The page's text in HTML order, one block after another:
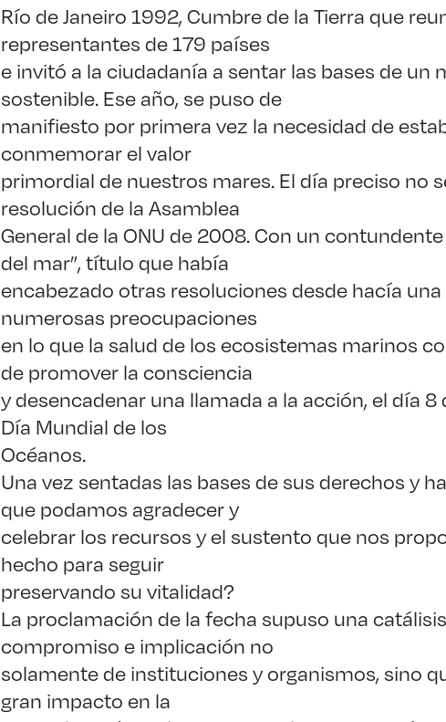
Río de Janeiro 1992, Cumbre de la Tierra que
representantes de 179 países
e invitó a la ciudadanía a sentar las bases de un
sostenible. Ese año, se puso de
manifiesto por primera vez la necesidad de
conmemorar el valor
primordial de nuestros mares. El día preciso no
resolución de la Asamblea
General de la ONU de 2008. Con un
del mar”, título que había
encabezado otras resoluciones desde hacía
numerosas preocupaciones
en lo que la salud de los ecosistemas marinos
de promover la consciencia
y desencadenar una llamada a la acción, el día
Día Mundial de los
Océanos.
Una vez sentadas las bases de sus derechos y
que podamos agradecer y
celebrar los recursos y el sustento que nos
hecho para seguir
preservando su vitalidad?
La proclamación de la fecha supuso una
compromiso e implicación no
solamente de instituciones y organismos, sino
gran impacto en la